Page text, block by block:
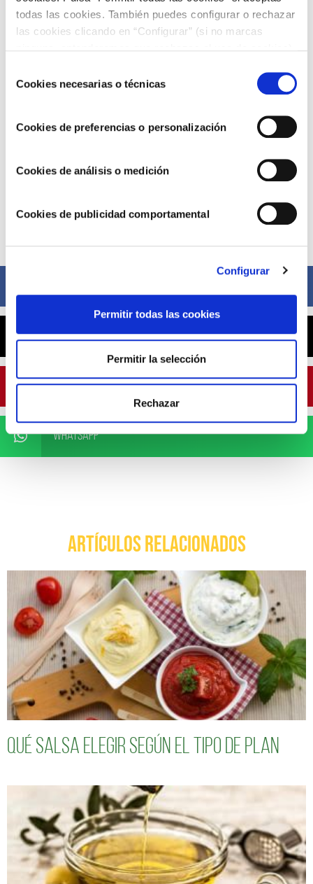
todas las cookies. También puedes configurar o rechazar
las cookies clicando en “Configurar” (si no marcas
COOKIES.
deCookies necesarias o técnicas
Cookies de preferencias o personalización
Cookies de análisis o medición
Cookies de publicidad comportamental
Configurar
Permitir todas las cookies
Permitir la selección
Rechazar
Compártelo ahora
X
Pinterest
WhatsApp
ARTÍCULOS RELACIONADOS
Qué salsa elegir según el tipo de plan